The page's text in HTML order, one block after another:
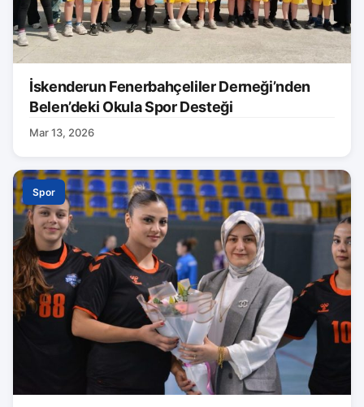
İskenderun Fenerbahçeliler Derneği’nden
Belen’deki Okula Spor Desteği
Mar 13, 2026
Spor